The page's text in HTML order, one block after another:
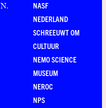
N.
NASF
NEDERLAND
SCHREEUWT OM
CULTUUR
NEMO SCIENCE
MUSEUM
NEROC
NPS